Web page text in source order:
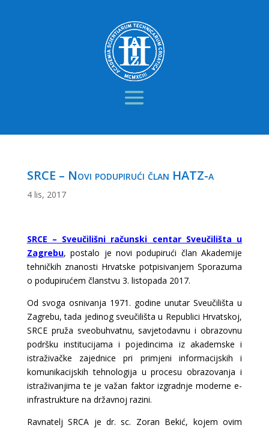
SRCE – Novi podupirući član HATZ-a
4 lis, 2017
SRCE – Sveučilišni računski centar Sveučilišta u
Zagrebu, postalo je novi podupirući član Akademije
tehničkih znanosti Hrvatske potpisivanjem Sporazuma
o podupirućem članstvu 3. listopada 2017.
Od svoga osnivanja 1971. godine unutar Sveučilišta u
Zagrebu, tada jedinog sveučilišta u Republici Hrvatskoj,
SRCE pruža sveobuhvatnu, savjetodavnu i obrazovnu
podršku institucijama i pojedincima iz akademske i
istraživačke zajednice pri primjeni informacijskih i
komunikacijskih tehnologija u procesu obrazovanja i
istraživanjima te je važan faktor izgradnje moderne e-
infrastrukture na državnoj razini.
Ravnatelj SRCA je dr. sc. Zoran Bekić, kojem ovim